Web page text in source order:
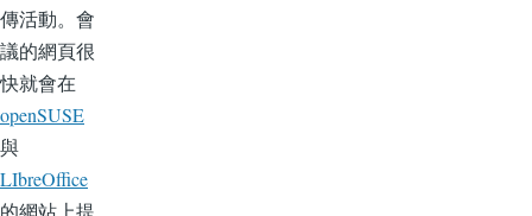
傳活動。會
議的網頁很
快就會在
openSUSE
與
LIbreOffice
的網站上提